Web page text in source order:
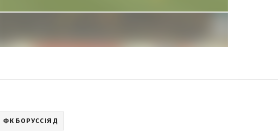
ФК БОРУССІЯ Д